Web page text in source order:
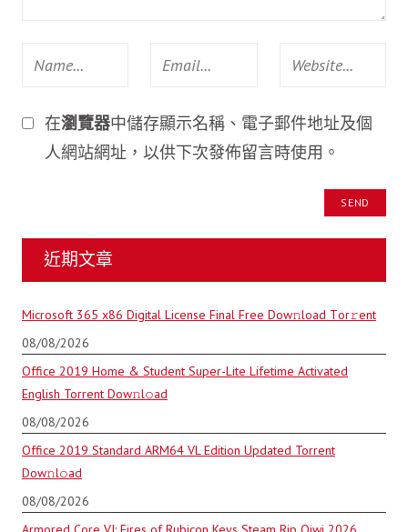
在瀏覽器中儲存顯示名稱、電子郵件地址及個
人網站網址，以供下次發佈留言時使用。
近期文章
Microsoft 365 x86 Digital License Final Frее Dow𝚗load Tоr𝚛ent
08/08/2026
Office 2019 Home & Student Super-Lite Lifetime Activated
English Torrent Dow𝚗l𝚘аd
08/08/2026
Office 2019 Standard ARM64 VL Edition Updated Torrent
Dow𝚗l𝚘аd
08/08/2026